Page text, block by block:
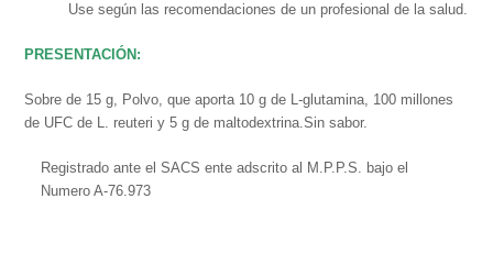
Use según las recomendaciones de un profesional de la salud.
PRESENTACIÓN:
Sobre de 15 g, Polvo, que aporta 10 g de L-glutamina, 100 millones
de UFC de L. reuteri y 5 g de maltodextrina.Sin sabor.
Registrado ante el SACS ente adscrito al M.P.P.S. bajo el
Numero A-76.973